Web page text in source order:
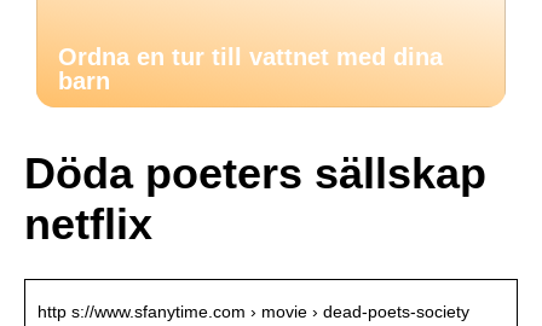
Ordna en tur till vattnet med dina
barn
Döda poeters sällskap
netflix
http s://www.sfanytime.com › movie › dead-poets-society